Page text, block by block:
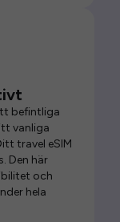
befintliga
vanliga
travel eSIM
Den här
och
hela